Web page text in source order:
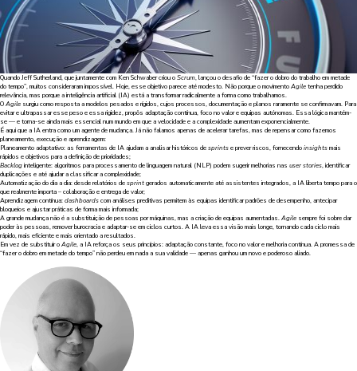
QuandoJeff Sutherland, que juntamente com Ken Schwabercriou oScrum, lançou o desafio de “fazer o dobro do trabalho em metade
do tempo”, muitos consideraram impossível. Hoje, esse objetivo parece até modesto. Não porque o movimentoAgiletenha perdido
relevância, mas porque a inteligência artificial (IA) está a transformar radicalmente a forma como trabalhamos.
OAgile surgiu como resposta a modelos pesados e rígidos, cujos processos, documentação e planos raramente se confirmavam. Para
evitar e ultrapassar esse peso e essa rigidez, propôs adaptação contínua, foco no valor e equipas autónomas. Essa lógica mantém-
se — e torna-se ainda mais essencial num mundo em que a velocidade e a complexidade aumentam exponencialmente.
É aqui que a IA entra como um agente de mudança. Já não falamos apenas de acelerar tarefas, mas de repensar como fazemos
planeamento, execução e aprendizagem:
Planeamento adaptativo: as ferramentas de IA ajudam a analisar históricos desprintse prever riscos, fornecendoinsightsmais
rápidos e objetivos para a definição de prioridades;
Backloginteligente: algoritmos para processamento de linguagem natural (NLP) podem sugerir melhorias nas user stories, identificar
duplicações e até ajudar a classificar a complexidade;
Automatização do dia a dia: desde relatórios desprintgerados automaticamente até assistentes integrados, a IA liberta tempo para o
que realmente importa – colaboração e entrega de valor;
Aprendizagem contínua:dashboardscom análises preditivas permitem às equipas identificar padrões de desempenho, antecipar
bloqueios e ajustar práticas de forma mais informada;
A grande mudança não é a substituição de pessoas por máquinas, mas a criação de equipas aumentadas.Agile sempre foi sobre dar
poder às pessoas, remover burocracia e adaptar-se em ciclos curtos. A IA leva essa visão mais longe, tornando cada ciclo mais
rápido, mais eficiente e mais orientado a resultados.
Em vez de substituir oAgile, a IA reforça os seus princípios: adaptação constante, foco no valor e melhoria contínua. A promessa de
“fazer o dobro em metade do tempo” não perdeu em nada a sua validade — apenas ganhou um novo e poderoso aliado.